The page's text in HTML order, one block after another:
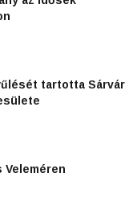
tartotta Sárvár
Veleméren